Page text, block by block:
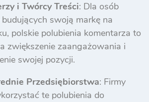
i Twórcy Treści: Dla osób
swoją markę na
polskie polubienia komentarza to
zwiększenie zaangażowania i
swojej pozycji.
Przedsiębiorstwa: Firmy
te polubienia do